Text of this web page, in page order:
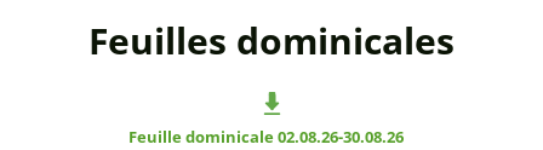
Feuilles dominicales
Feuille dominicale 02.08.26-30.08.26